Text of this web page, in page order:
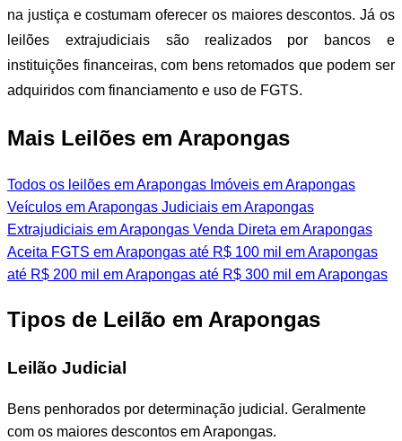
na justiça e costumam oferecer os maiores descontos. Já os
leilões extrajudiciais são realizados por bancos e
instituições financeiras, com bens retomados que podem ser
adquiridos com financiamento e uso de FGTS.
Mais Leilões em Arapongas
Todos os leilões em Arapongas Imóveis em Arapongas
Veículos em Arapongas Judiciais em Arapongas
Extrajudiciais em Arapongas Venda Direta em Arapongas
Aceita FGTS em Arapongas até R$ 100 mil em Arapongas
até R$ 200 mil em Arapongas até R$ 300 mil em Arapongas
Tipos de Leilão em Arapongas
Leilão Judicial
Bens penhorados por determinação judicial. Geralmente
com os maiores descontos em Arapongas.